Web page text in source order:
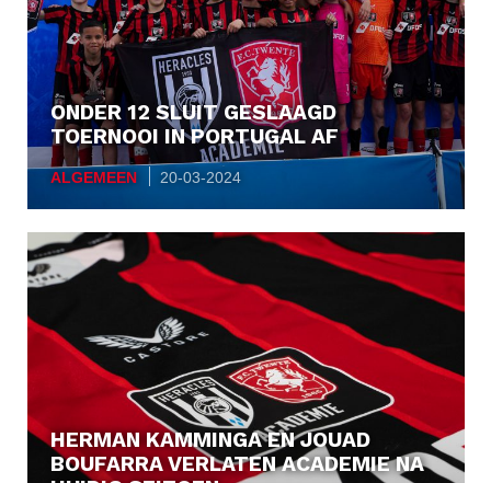
Internationals
Nieuwsbrief
Partners
Regioplan
Vacatures
ONDER 12 SLUIT GESLAAGD
TOERNOOI IN PORTUGAL AF
ALGEMEEN 20-03-2024
HERMAN KAMMINGA EN JOUAD
BOUFARRA VERLATEN ACADEMIE NA